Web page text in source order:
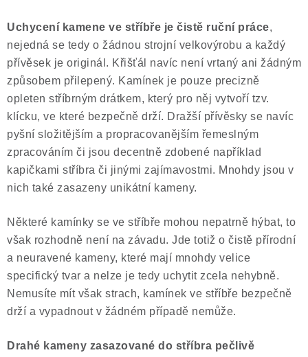
Uchycení kamene ve stříbře je čistě ruční práce,
nejedná se tedy o žádnou strojní velkovýrobu a každý
přívěsek je originál. Křišťál navíc není vrtaný ani žádným
způsobem přilepený. Kamínek je pouze precizně
opleten stříbrným drátkem, který pro něj vytvoří tzv.
klícku, ve které bezpečně drží. Dražší přívěsky se navíc
pyšní složitějším a propracovanějším řemeslným
zpracováním či jsou decentně zdobené například
kapičkami stříbra či jinými zajímavostmi. Mnohdy jsou v
nich také zasazeny unikátní kameny.
Některé kamínky se ve stříbře mohou nepatrně hýbat, to
však rozhodně není na závadu. Jde totiž o čistě přírodní
a neuravené kameny, které mají mnohdy velice
specifický tvar a nelze je tedy uchytit zcela nehybně.
Nemusíte mít však strach, kamínek ve stříbře bezpečně
drží a vypadnout v žádném případě nemůže.
Drahé kameny zasazované do stříbra pečlivě